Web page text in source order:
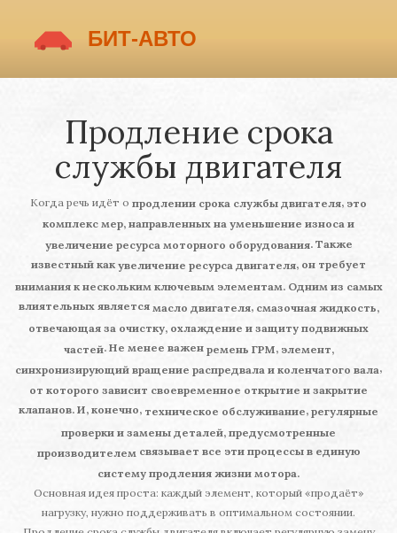
Продление срока
службы двигателя
Когда речь идёт о продлении срока службы двигателя, это
комплекс мер, направленных на уменьшение износа и
увеличение ресурса моторного оборудования. Также
известный как увеличение ресурса двигателя, он требует
внимания к нескольким ключевым элементам. Одним из самых
влиятельных является масло двигателя, смазочная жидкость,
отвечающая за очистку, охлаждение и защиту подвижных
частей. Не менее важен ремень ГРМ, элемент,
синхронизирующий вращение распредвала и коленчатого вала,
от которого зависит своевременное открытие и закрытие
клапанов. И, конечно, техническое обслуживание, регулярные
проверки и замены деталей, предусмотренные
производителем связывает все эти процессы в единую
систему продления жизни мотора.
Основная идея проста: каждый элемент, который «продаёт»
нагрузку, нужно поддерживать в оптимальном состоянии.